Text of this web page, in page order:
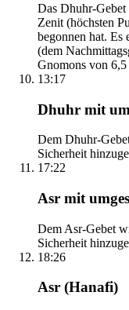
Das Dhuhr-Gebet
Zenit (höchsten
begonnen hat. Es
(dem
Gnomons von 6,5
13:17
Dhuhr mit
Dem Dhuhr-
Sicherheit
17:22
Asr mit
Dem Asr-Gebet
Sicherheit
18:26
Asr (Hanafi)